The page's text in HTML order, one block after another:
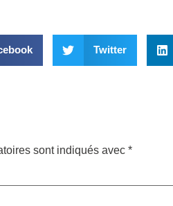
Twitter
sont indiqués avec *